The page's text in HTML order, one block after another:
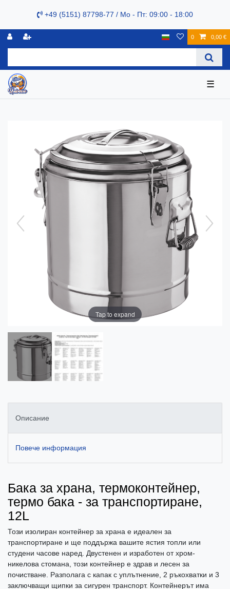
+49 (5151) 87798-77 / Mo - Пт: 09:00 - 18:00
0 0,00 €
☰
Tap to expand
Описание
Повече информация
Бака за храна, термоконтейнер,
термо бака - за транспортиране,
12L
Този изолиран контейнер за храна е идеален за
транспортиране и ще поддържа вашите ястия топли или
студени часове наред. Двустенен и изработен от хром-
никелова стомана, този контейнер е здрав и лесен за
почистване. Разполага с капак с уплътнение, 2 ръкохватки и 3
заключващи щипки за сигурен транспорт. Контейнерът има